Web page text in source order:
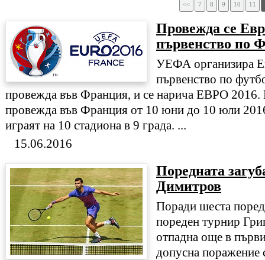
<< 7 8 9 10 11
Провежда се
първенство по
УЕФА организира
първенство по
провежда във Франция, и се нарича ЕВРО 2016.
провежда във Франция от 10 юни до 10 юли
играят на 10 стадиона в 9 града. ...
15.06.2016
Поредната
Димитров
Поради шеста
пореден турнир
отпадна още в
допусна поражение